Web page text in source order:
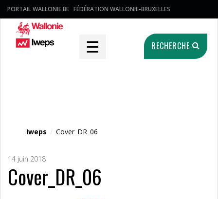
PORTAIL WALLONIE.BE FÉDÉRATION WALLONIE-BRUXELLES
☰ RECHERCHE
Iweps / Cover_DR_06
14 juin 2018
Cover_DR_06